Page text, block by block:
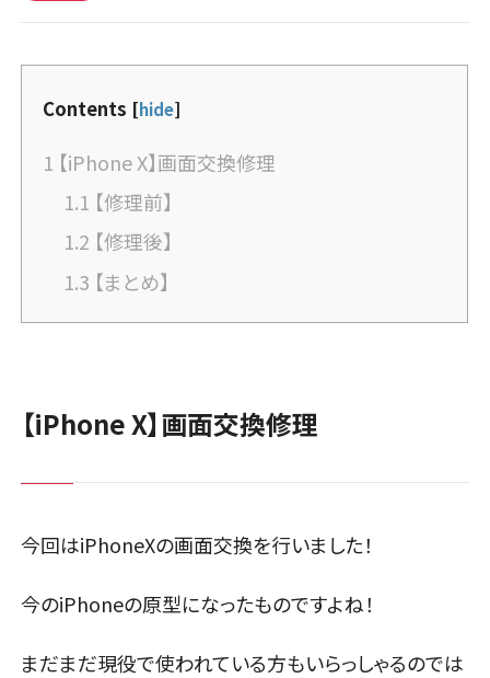
Contents [hide]
1 【iPhone X】画面交換修理
1.1 【修理前】
1.2 【修理後】
1.3 【まとめ】
【iPhone X】画面交換修理
今回はiPhoneXの画面交換を行いました！
今のiPhoneの原型になったものですよね！
まだまだ現役で使われている方もいらっしゃるのでは